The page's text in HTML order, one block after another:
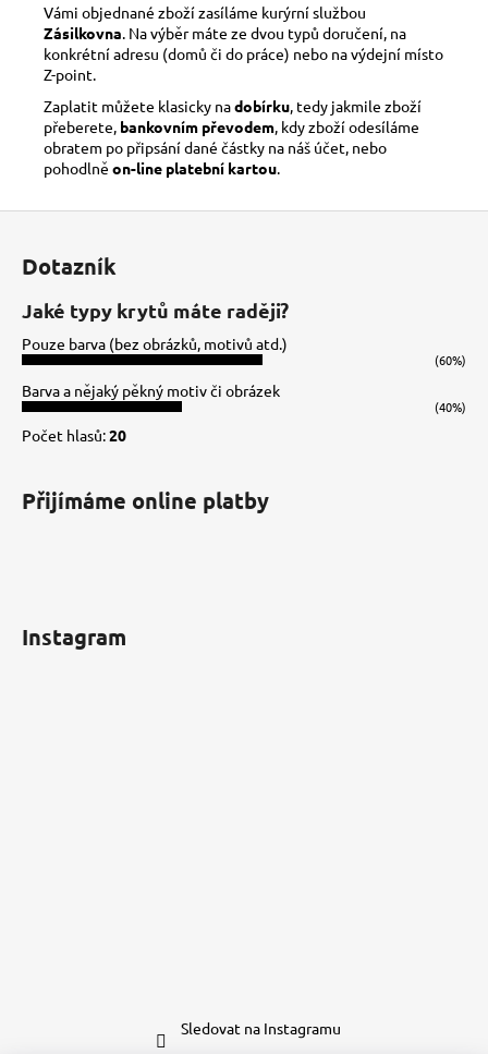
Vámi objednané zboží zasíláme kurýrní službou
Zásilkovna . Na výběr máte ze dvou typů doručení, na
konkrétní adresu (domů či do práce) nebo na výdejní místo
Z-point.
Zaplatit můžete klasicky nadobírku , tedy jakmile zboží
přeberete, bankovním převodem , kdy zboží odesíláme
obratem po připsání dané částky na náš účet, nebo
pohodlně on-line platební kartou
Dotazník
Jaké typy krytů máte raději?
Pouze barva (bez obrázků, motivů atd.)
(60%)
Barva a nějaký pěkný motiv či obrázek
(40%)
Počet hlasů:20
Přijímáme online platby
Instagram
Sledovat na Instagramu